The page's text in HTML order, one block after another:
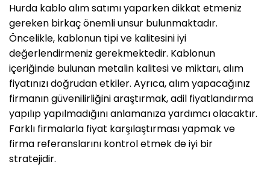
Hurda kablo alım satımı yaparken dikkat etmeniz
gereken birkaç önemli unsur bulunmaktadır.
Öncelikle, kablonun tipi ve kalitesini iyi
değerlendirmeniz gerekmektedir. Kablonun
içeriğinde bulunan metalin kalitesi ve miktarı, alım
fiyatınızı doğrudan etkiler. Ayrıca, alım yapacağınız
firmanın güvenilirliğini araştırmak, adil fiyatlandırma
yapılıp yapılmadığını anlamanıza yardımcı olacaktır.
Farklı firmalarla fiyat karşılaştırması yapmak ve
firma referanslarını kontrol etmek de iyi bir
stratejidir.